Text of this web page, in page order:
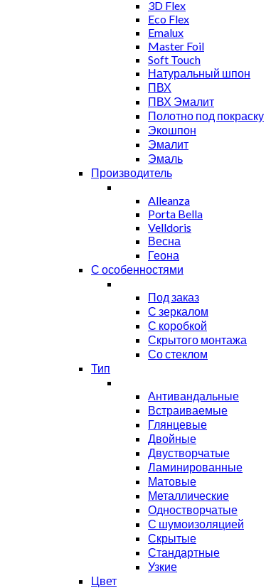
3D Flex
Eco Flex
Emalux
Master Foil
Soft Touch
Натуральный шпон
ПВХ
ПВХ Эмалит
Полотно под покраску
Экошпон
Эмалит
Эмаль
Производитель
Alleanza
Porta Bella
Velldoris
Весна
Геона
С особенностями
Под заказ
С зеркалом
С коробкой
Скрытого монтажа
Со стеклом
Тип
Антивандальные
Встраиваемые
Глянцевые
Двойные
Двустворчатые
Ламинированные
Матовые
Металлические
Одностворчатые
С шумоизоляцией
Скрытые
Стандартные
Узкие
Цвет